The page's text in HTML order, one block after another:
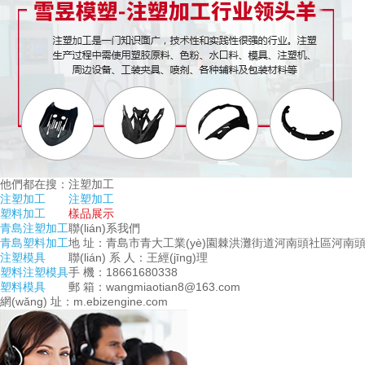
他們都在搜：
注塑加工
塑料加工
青島注塑加工
青島塑料加工
注塑模具
塑料注塑模具
塑料模具
注塑加工
注塑加工
樣品展示
聯(lián)系我們
地 址：青島市青大工業(yè)園棘洪灘街道河南頭社區河南
聯(lián) 系 人：王經(jīng)理
手 機：18661680338
郵 箱：wangmiaotian8@163.com
網(wǎng) 址：m.ebizengine.com